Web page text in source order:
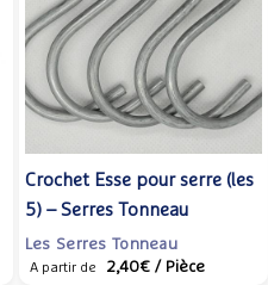
Crochet Esse pour serre (les
5) – Serres Tonneau
Les Serres Tonneau
A partir de 2,40€ / Pièce